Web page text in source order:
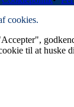
cookies.
til at huske